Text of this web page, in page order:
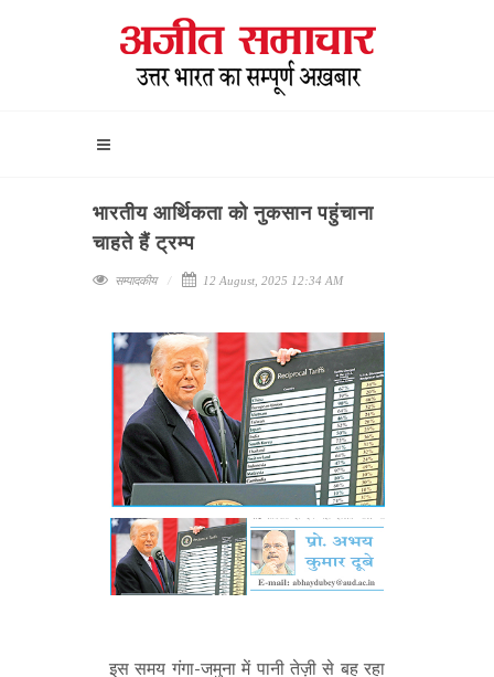
भारतीय आर्थिकता को नुकसान पहुंचाना
चाहते हैं ट्रम्प
सम्पादकीय 12 August, 2025 12:34 AM
इस समय गंगा-जमुना में पानी तेज़ी से बह रहा